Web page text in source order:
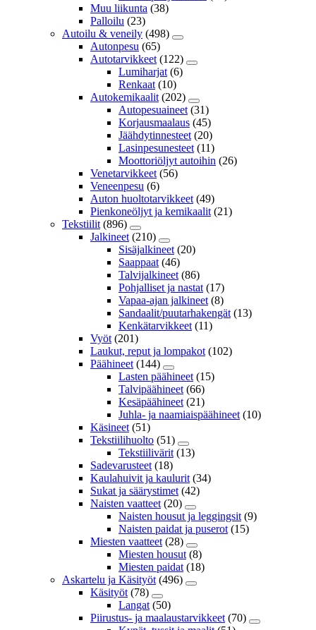
Muu liikunta (38)
Palloilu (23)
Autoilu & veneily (498)
Autonpesu (65)
Autotarvikkeet (122)
Lumiharjat (6)
Renkaat (10)
Autokemikaalit (202)
Autopesuaineet (31)
Korjausmaalaus (45)
Jäähdytinnesteet (20)
Lasinpesunesteet (11)
Moottoriöljyt autoihin (26)
Venetarvikkeet (56)
Veneenpesu (6)
Auton huoltotarvikkeet (49)
Pienkoneöljyt ja kemikaalit (21)
Tekstiilit (896)
Jalkineet (210)
Sisäjalkineet (20)
Saappaat (46)
Talvijalkineet (86)
Pohjalliset ja nastat (17)
Vapaa-ajan jalkineet (8)
Sandaalit/puutarhakengät (13)
Kenkätarvikkeet (11)
Vyöt (201)
Laukut, reput ja lompakot (102)
Päähineet (144)
Lasten päähineet (15)
Talvipäähineet (66)
Kesäpäähineet (21)
Juhla- ja naamiaispäähineet (10)
Käsineet (51)
Tekstiilihuolto (51)
Tekstiilivärit (13)
Sadevarusteet (18)
Kaulahuivit ja kaulurit (34)
Sukat ja säärystimet (42)
Naisten vaatteet (20)
Naisten housut ja leggingsit (9)
Naisten paidat ja puserot (15)
Miesten vaatteet (28)
Miesten housut (8)
Miesten paidat (18)
Askartelu ja Käsityöt (496)
Käsityöt (78)
Langat (50)
Piirustus- ja maalaustarvikkeet (70)